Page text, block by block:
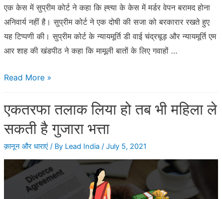
एक केस में सुप्रीम कोर्ट ने कहा कि ह्त्या के केस में मर्डर वेपन बरामद होना
अनिवार्य नहीं है। सुप्रीम कोर्ट ने एक दोषी की सजा को बरकारार रखते हुए
यह टिप्पणी की। सुप्रीम कोर्ट के न्यायमूर्ति डी वाई चंद्रचूड़ और न्यायमूर्ति एम
आर शाह की खंडपीठ ने कहा कि मामूली बातों के लिए गवाहों …
मर्डर
करने
लिए
मर्डर
बरामद
Read More »
एकतरफा तलाक लिया हो तब भी महिला ले
सकती है गुजारा भत्ता
क़ानून और धाराएं/ By Lead India / July 5, 2021